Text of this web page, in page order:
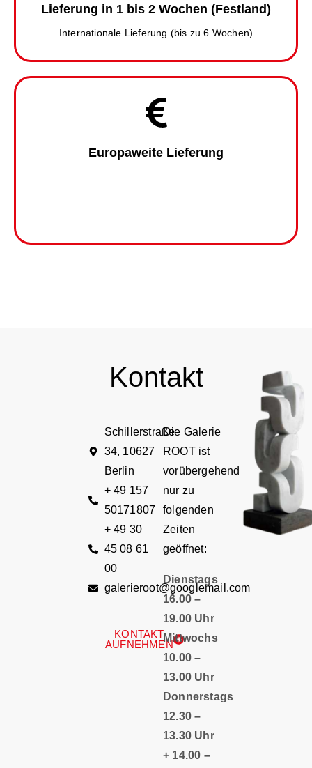
Lieferung in 1 bis 2 Wochen (Festland)
Internationale Lieferung (bis zu 6 Wochen)
Europaweite Lieferung
Kontakt
Schillerstraße
34, 10627
Berlin
+ 49 157
50171807
+ 49 30
45 08 61
00
galerieroot@googlemail.com
KONTAKT
AUFNEHMEN
Die Galerie
ROOT ist
vorübergehend
nur zu
folgenden
Zeiten
geöffnet:
Dienstags
16.00 –
19.00 Uhr
Mittwochs
10.00 –
13.00 Uhr
Donnerstags
12.30 –
13.30 Uhr
+ 14.00 –